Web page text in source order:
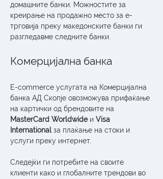
домашните банки. Можностите за
креирање на продажно место за е-
трговија преку македонските банки ги
разгледавме следните банки.
Комерцијална банка
E-commerce услугата на Комерцијална
банка АД Скопје овозможува прифаќање
MasterCard Worldwide и Visa
International за плаќање на стоки и
услуги преку интернет.
Следејќи ги потребите на своите
клиенти како и глобалните трендови во